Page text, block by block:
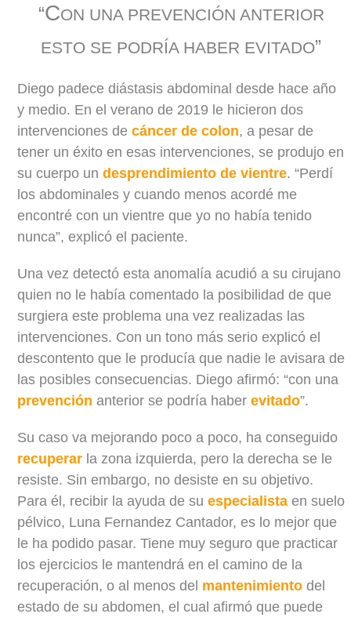
“CON UNA PREVENCIÓN ANTERIOR
ESTO SE PODRÍA HABER EVITADO”
Diego padece diástasis abdominal desde hace año
y medio. En el verano de 2019 le hicieron dos
intervenciones decáncer de colon, a pesar de
tener un éxito en esas intervenciones, se produjo en
su cuerpo undesprendimiento de vientre. “Perdí
los abdominales y cuando menos acordé me
encontré con un vientre que yo no había tenido
nunca”, explicó el paciente.
Una vez detectó esta anomalía acudió a su cirujano
quien no le había comentado la posibilidad de que
surgiera este problema una vez realizadas las
intervenciones. Con un tono más serio explicó el
descontento que le producía que nadie le avisara de
las posibles consecuencias. Diego afirmó: “con una
prevención anterior se podría haberevitado”.
Su caso va mejorando poco a poco, ha conseguido
recuperar la zona izquierda, pero la derecha se le
resiste. Sin embargo, no desiste en su objetivo.
Para él, recibir la ayuda de su especialista en suelo
pélvico, Luna Fernandez Cantador, es lo mejor que
le ha podido pasar. Tiene muy seguro que practicar
los ejercicios le mantendrá en el camino de la
recuperación, o al menos del mantenimiento del
estado de su abdomen, el cual afirmó que puede